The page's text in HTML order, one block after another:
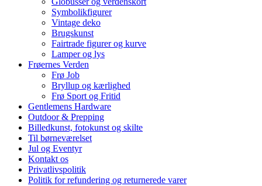
Symbolikfigurer
Vintage deko
Brugskunst
Fairtrade figurer og kurve
Lamper og lys
Frøernes Verden
Frø Job
Bryllup og kærlighed
Frø Sport og Fritid
Gentlemens Hardware
Outdoor & Prepping
Billedkunst, fotokunst og skilte
Til børneværelset
Jul og Eventyr
Kontakt os
Privatlivspolitik
Politik for refundering og returnerede varer